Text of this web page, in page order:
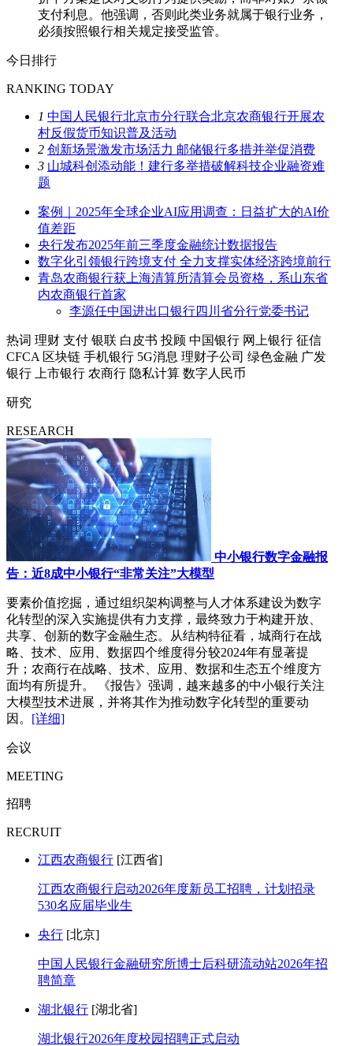
支付利息。他强调，否则此类业务就属于银行业务，
必须按照银行相关规定接受监管。
今日排行
RANKING TODAY
1 中国人民银行北京市分行联合北京农商银行开展农
村反假货币知识普及活动
2 创新场景激发市场活力 邮储银行多措并举促消费
3 山城科创添动能！建行多举措破解科技企业融资难
题
案例｜2025年全球企业AI应用调查：日益扩大的AI价
值差距
央行发布2025年前三季度金融统计数据报告
数字化引领银行跨境支付 全力支撑实体经济跨境前行
青岛农商银行获上海清算所清算会员资格，系山东省
内农商银行首家
李源任中国进出口银行四川省分行党委书记
热词 理财 支付 银联 白皮书 投顾 中国银行 网上银行 征信
CFCA 区块链 手机银行 5G消息 理财子公司 绿色金融 广发
银行
上市银行 农商行 隐私计算 数字人民币
研究
RESEARCH
中小银行数字金融报
告：近8成中小银行“非常关注”大模型
要素价值挖掘，通过组织架构调整与人才体系建设为数字
化转型的深入实施提供有力支撑，最终致力于构建开放、
共享、创新的数字金融生态。从结构特征看，城商行在战
略、技术、应用、数据四个维度得分较2024年有显著提
升；农商行在战略、技术、应用、数据和生态五个维度方
面均有所提升。 《报告》强调，越来越多的中小银行关注
大模型技术进展，并将其作为推动数字化转型的重要动
因。 [详细]
会议
MEETING
招聘
RECRUIT
江西农商银行 [江西省]
江西农商银行启动2026年度新员工招聘，计划招录
530名应届毕业生
央行 [北京]
中国人民银行金融研究所博士后科研流动站2026年招
聘简章
湖北银行 [湖北省]
湖北银行2026年度校园招聘正式启动